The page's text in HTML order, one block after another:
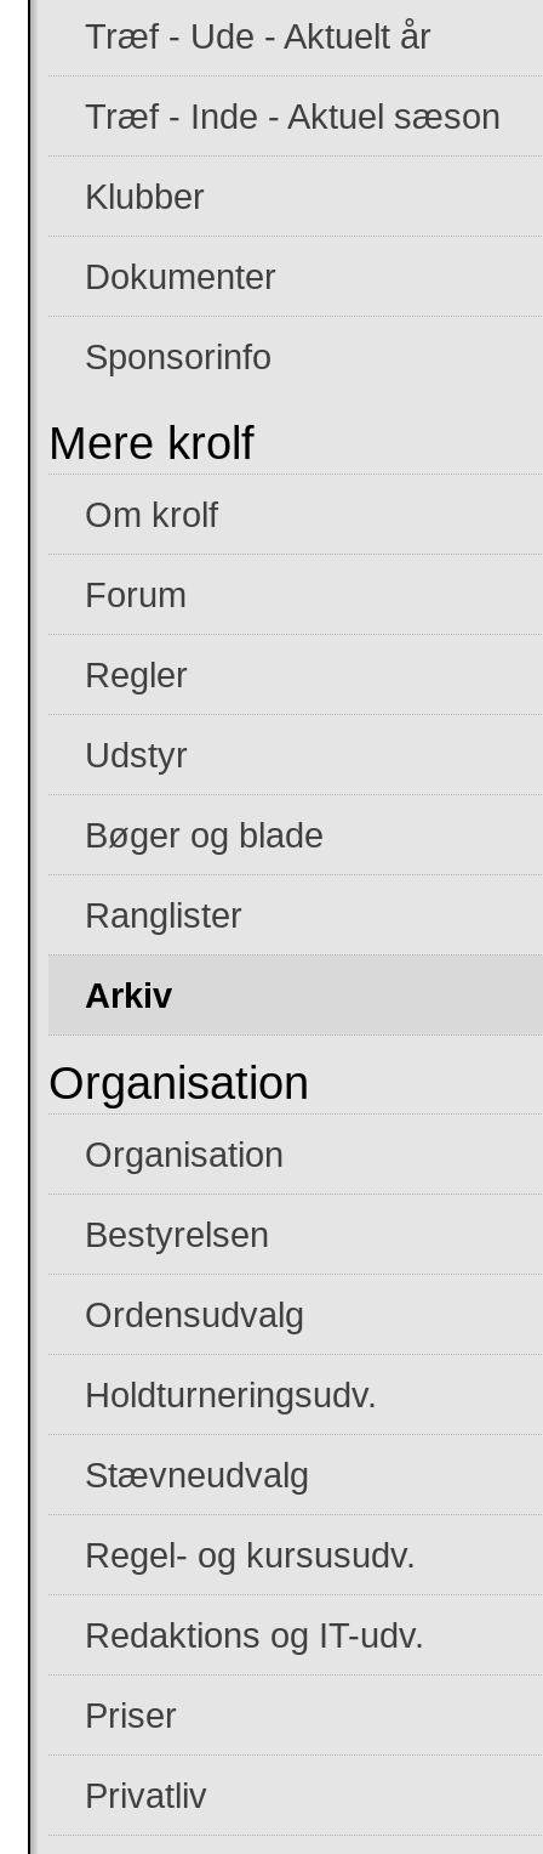
Træf - Ude - Aktuelt år
Træf - Inde - Aktuel sæson
Klubber
Dokumenter
Sponsorinfo
Mere krolf
Om krolf
Forum
Regler
Udstyr
Bøger og blade
Ranglister
Arkiv
Organisation
Organisation
Bestyrelsen
Ordensudvalg
Holdturneringsudv.
Stævneudvalg
Regel- og kursusudv.
Redaktions og IT-udv.
Priser
Privatliv